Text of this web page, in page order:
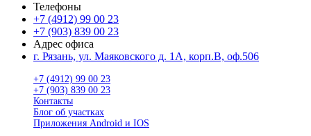
Телефоны
+7 (4912) 99 00 23
+7 (903) 839 00 23
Адрес офиса
г. Рязань, ул. Маяковского д. 1А, корп.В, оф.506
+7 (4912) 99 00 23
+7 (903) 839 00 23
Контакты
Блог об участках
Приложения Android и IOS